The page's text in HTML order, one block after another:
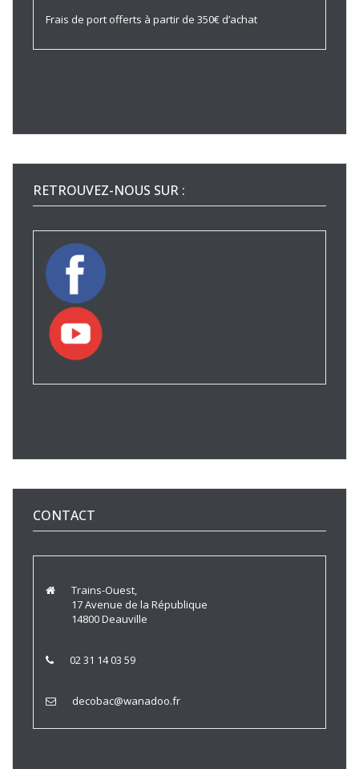
Frais de port offerts à partir de 350€ d’achat
RETROUVEZ-NOUS SUR :
CONTACT
Trains-Ouest,
17 Avenue de la République
14800 Deauville
02 31 14 03 59
decobac@wanadoo.fr